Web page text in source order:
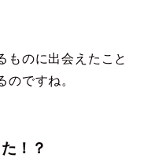
ものに出会えたこと
のですね。
！？